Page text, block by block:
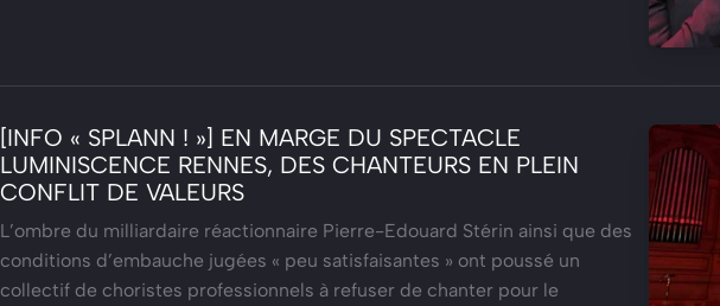
[INFO « SPLANN ! »] EN MARGE DU SPECTACLE
LUMINISCENCE RENNES, DES CHANTEURS EN PLEIN
CONFLIT DE VALEURS
L’ombre du milliardaire réactionnaire Pierre-Edouard Stérin ainsi que des
conditions d’embauche jugées « peu satisfaisantes » ont poussé un
collectif de choristes professionnels à refuser de chanter pour le